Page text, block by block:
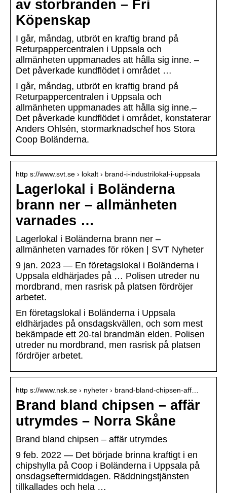
av storbranden – Fri
Köpenskap
I går, måndag, utbröt en kraftig brand på
Returpappercentralen i Uppsala och
allmänheten uppmanades att hålla sig inne. –
Det påverkade kundflödet i området …
I går, måndag, utbröt en kraftig brand på
Returpappercentralen i Uppsala och
allmänheten uppmanades att hålla sig inne.–
Det påverkade kundflödet i området, konstaterar
Anders Ohlsén, stormarknadschef hos Stora
Coop Boländerna.
http s://www.svt.se › lokalt › brand-i-industrilokal-i-uppsala
Lagerlokal i Boländerna
brann ner – allmänheten
varnades …
Lagerlokal i Boländerna brann ner –
allmänheten varnades för röken | SVT Nyheter
9 jan. 2023 — En företagslokal i Boländerna i
Uppsala eldhärjades på … Polisen utreder nu
mordbrand, men rasrisk på platsen fördröjer
arbetet.
En företagslokal i Boländerna i Uppsala
eldhärjades på onsdagskvällen, och som mest
bekämpade ett 20-tal brandmän elden. Polisen
utreder nu mordbrand, men rasrisk på platsen
fördröjer arbetet.
http s://www.nsk.se › nyheter › brand-bland-chipsen-aff…
Brand bland chipsen – affär
utrymdes – Norra Skåne
Brand bland chipsen – affär utrymdes
9 feb. 2022 — Det började brinna kraftigt i en
chipshylla på Coop i Boländerna i Uppsala på
onsdagseftermiddagen. Räddningstjänsten
tillkallades och hela …